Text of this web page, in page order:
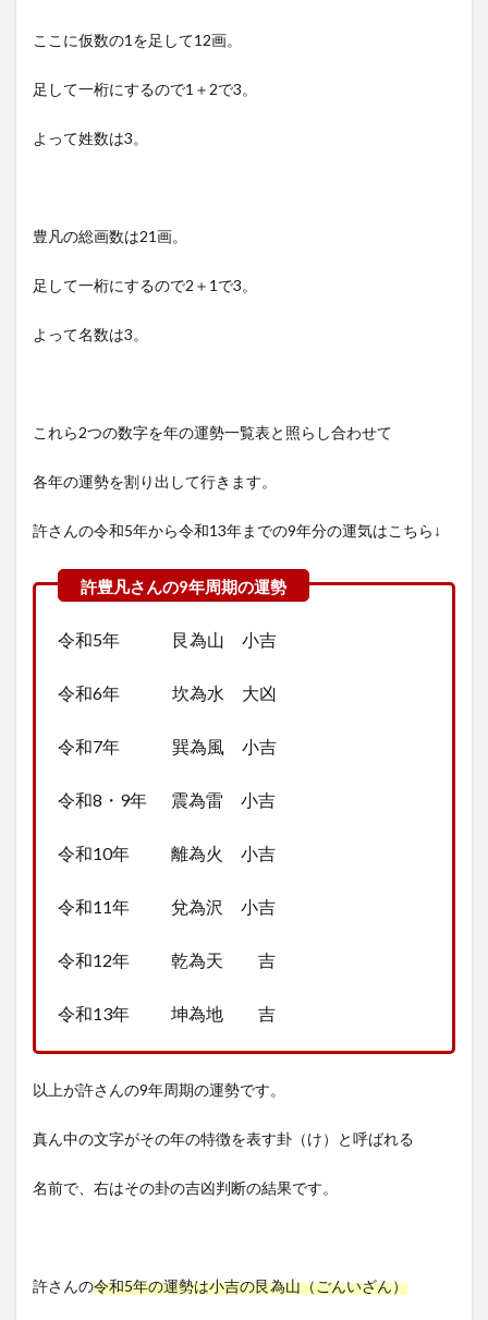
ここに仮数の1を足して12画。
足して一桁にするので1＋2で3。
よって姓数は3。
豊凡の総画数は21画。
足して一桁にするので2＋1で3。
よって名数は3。
これら2つの数字を年の運勢一覧表と照らし合わせて
各年の運勢を割り出して行きます。
許さんの令和5年から令和13年までの9年分の運気はこちら↓
令和5年 艮為山 小吉
令和6年 坎為水 大凶
令和7年 巽為風 小吉
令和8・9年 震為雷 小吉
令和10年 離為火 小吉
令和11年 兌為沢 小吉
令和12年 乾為天 吉
令和13年 坤為地 吉
以上が許さんの9年周期の運勢です。
真ん中の文字がその年の特徴を表す卦（け）と呼ばれる
名前で、右はその卦の吉凶判断の結果です。
許さんの令和5年の運勢は小吉の艮為山（ごんいざん）